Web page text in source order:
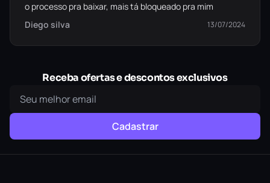
Encare o desafio
Corra contra o relógio em 30 mapas adicionais no
Challenge Mode. Cada cenário é um desafio de quebrar a
o processo pra baixar, mais tá bloqueado pra mim
Diego silva
13/07/2024
Receba ofertas e descontos exclusivos
Cadastrar